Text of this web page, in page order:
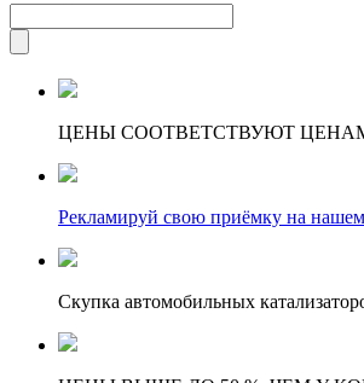
ЦЕНЫ СООТВЕТСТВУЮТ
Рекламируй свою приёмку на нашем
Скупка автомобильных